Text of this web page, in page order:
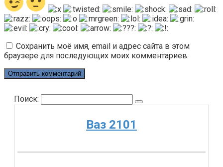
Сохранить моё имя, email и адрес сайта в этом
браузере для последующих моих комментариев.
Поиск:
Ваз 2101